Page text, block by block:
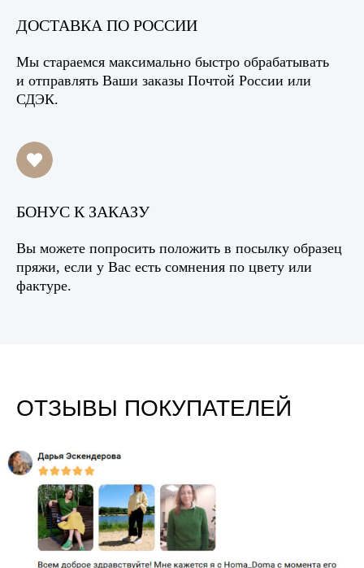
ДОСТАВКА ПО РОССИИ
Мы стараемся максимально быстро обрабатывать
и отправлять Ваши заказы Почтой России или
СДЭК.
БОНУС К ЗАКАЗУ
Вы можете попросить положить в посылку образец
пряжи, если у Вас есть сомнения по цвету или
фактуре.
ОТЗЫВЫ ПОКУПАТЕЛЕЙ